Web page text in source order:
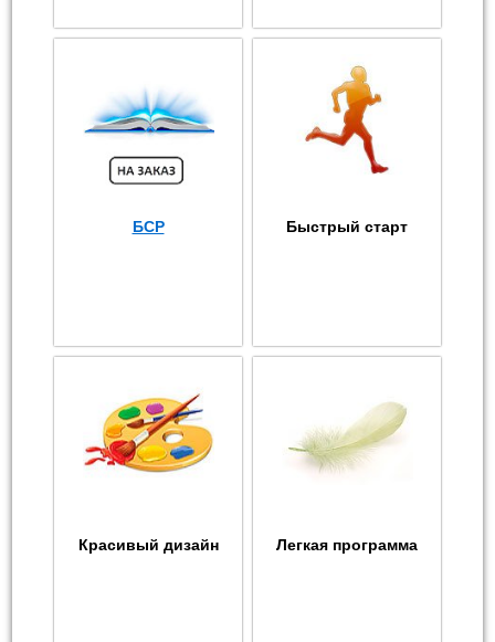
БСР Быстрый старт
Красивый дизайн Легкая программа